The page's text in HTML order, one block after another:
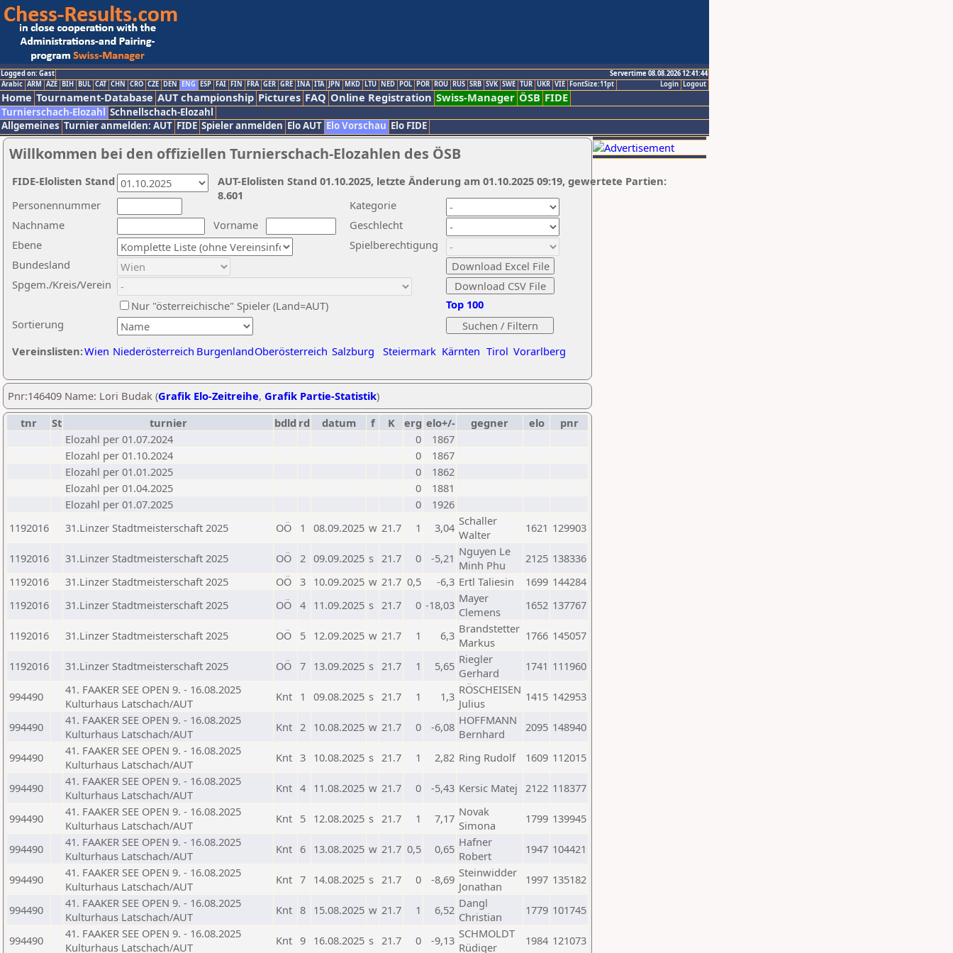
Logged on: Gast
Servertime 08.08.2026 12:41:44
Logout
Login
Arabic ARM AZE BIH BUL CAT CHN CRO CZE DEN ENG ESP FAI FIN FRA GER GRE INA ITA JPN MKD LTU NED POL POR ROU RUS SRB SVK SWE TUR UKR VIE FontSize:11pt
Home Tournament-Database AUT championship Pictures FAQ Online Registration Swiss-Manager ÖSB FIDE
Turnierschach-Elozahl Schnellschach-Elozahl
Allgemeines Turnier anmelden: AUT FIDE Spieler anmelden Elo AUT Elo Vorschau Elo FIDE
Willkommen bei den offiziellen Turnierschach-Elozahlen des ÖSB
Nachname
Vorname
Ebene
Kategorie
Sortierung
Personennummer
Bundesland
Spgem./Kreis/Verein
Geschlecht
Nur "österreichische" Spieler (Land=AUT)
Spielberechtigung
Vereinslisten:Wien Niederösterreich BurgenlandOberösterreich Salzburg Steiermark Kärnten Tirol Vorarlberg
Top 100
AUT-Elolisten Stand 01.10.2025, letzte Änderung am 01.10.2025 09:19, gewertete Partien:
8.601
FIDE-Elolisten Stand
Pnr:146409 Name: Lori Budak (Grafik Elo-Zeitreihe, Grafik Partie-Statistik)
tnr
St turnier bdld rd datum f K erg elo+/- gegner elo
pnr
Elozahl per 01.07.2024
0
1867
Elozahl per 01.10.2024
0
1867
Elozahl per 01.01.2025
0
1862
Elozahl per 01.04.2025
0
1881
Elozahl per 01.07.2025
0
1926
1192016
31.Linzer Stadtmeisterschaft 2025 OÖ 1 08.09.2025 w 21.7 1 3,04 Schaller
Walter
1621 129903
1192016 31.Linzer Stadtmeisterschaft 2025 OÖ 2 09.09.2025 s 21.7 0 -5,21 Nguyen Le
Minh Phu
2125 138336
1192016
31.Linzer Stadtmeisterschaft 2025 OÖ 3 10.09.2025 w 21.7 0,5 -6,3 Ertl Taliesin 1699 144284
1192016
31.Linzer Stadtmeisterschaft 2025 OÖ 4 11.09.2025 s 21.7 0 -18,03 Mayer
Clemens
1652 137767
1192016 31.Linzer Stadtmeisterschaft 2025 OÖ 5 12.09.2025 w 21.7 1 6,3 Brandstetter
Markus
1766 145057
1192016 31.Linzer Stadtmeisterschaft 2025 OÖ 7 13.09.2025 s 21.7 1 5,65 Riegler
Gerhard
1741 111960
994490
41. FAAKER SEE OPEN 9. - 16.08.2025
Kulturhaus Latschach/AUT
Knt 1 09.08.2025 s 21.7 1 1,3 RÖSCHEISEN
Julius
1415 142953
994490
41. FAAKER SEE OPEN 9. - 16.08.2025
Kulturhaus Latschach/AUT
Knt 2 10.08.2025 w 21.7 0 -6,08 HOFFMANN
Bernhard
2095 148940
994490
41. FAAKER SEE OPEN 9. - 16.08.2025
Kulturhaus Latschach/AUT
Knt 3 10.08.2025 s 21.7 1 2,82 Ring Rudolf 1609 112015
994490
41. FAAKER SEE OPEN 9. - 16.08.2025
Kulturhaus Latschach/AUT
Knt 4 11.08.2025 w 21.7 0 -5,43 Kersic Matej 2122 118377
994490
41. FAAKER SEE OPEN 9. - 16.08.2025
Kulturhaus Latschach/AUT
Knt 5 12.08.2025 s 21.7 1 7,17 Novak
Simona
1799 139945
994490
41. FAAKER SEE OPEN 9. - 16.08.2025
Kulturhaus Latschach/AUT
Knt 6 13.08.2025 w 21.7 0,5 0,65 Hafner
Robert
1947 104421
994490
41. FAAKER SEE OPEN 9. - 16.08.2025
Kulturhaus Latschach/AUT
Knt 7 14.08.2025 s 21.7 0 -8,69 Steinwidder
Jonathan
1997 135182
994490
41. FAAKER SEE OPEN 9. - 16.08.2025
Kulturhaus Latschach/AUT
Knt 8 15.08.2025 w 21.7 1 6,52 Dangl
Christian
1779 101745
994490
41. FAAKER SEE OPEN 9. - 16.08.2025
Kulturhaus Latschach/AUT
Knt 9 16.08.2025 s 21.7 0 -9,13 SCHMOLDT
Rüdiger
1984 121073